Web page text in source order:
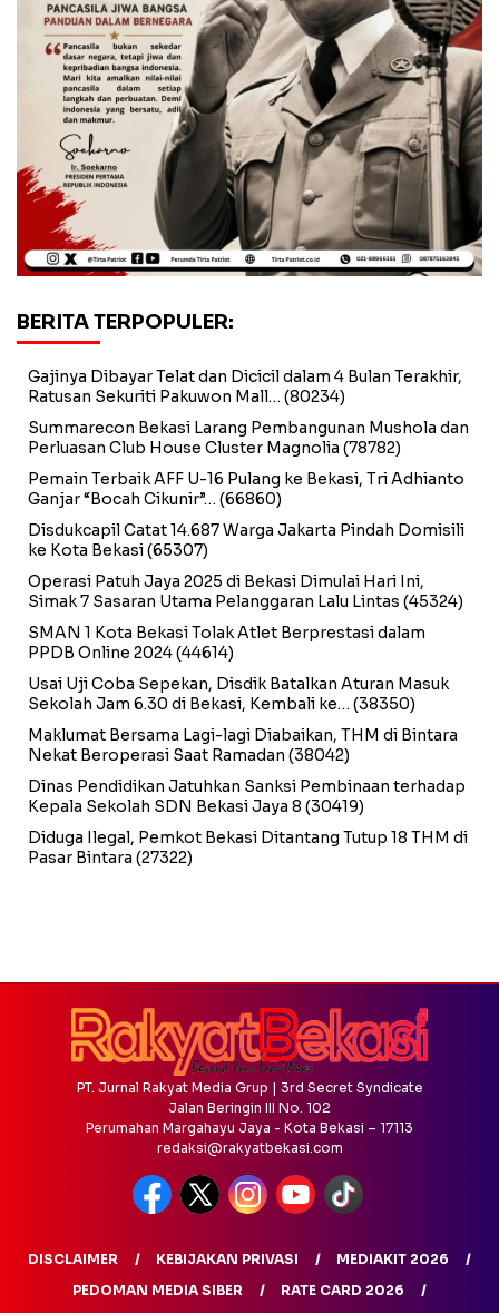
BERITA TERPOPULER:
Gajinya Dibayar Telat dan Dicicil dalam 4 Bulan Terakhir,
Ratusan Sekuriti Pakuwon Mall… (80234)
Summarecon Bekasi Larang Pembangunan Mushola dan
Perluasan Club House Cluster Magnolia (78782)
Pemain Terbaik AFF U-16 Pulang ke Bekasi, Tri Adhianto
Ganjar “Bocah Cikunir”… (66860)
Disdukcapil Catat 14.687 Warga Jakarta Pindah Domisili
ke Kota Bekasi(65307)
Operasi Patuh Jaya 2025 di Bekasi Dimulai Hari Ini,
Simak 7 Sasaran Utama Pelanggaran Lalu Lintas (45324)
SMAN 1 Kota Bekasi Tolak Atlet Berprestasi dalam
PPDB Online 2024(44614)
Usai Uji Coba Sepekan, Disdik Batalkan Aturan Masuk
Sekolah Jam 6.30 di Bekasi, Kembali ke… (38350)
Maklumat Bersama Lagi-lagi Diabaikan, THM di Bintara
Nekat Beroperasi Saat Ramadan (38042)
Dinas Pendidikan Jatuhkan Sanksi Pembinaan terhadap
Kepala Sekolah SDN Bekasi Jaya 8 (30419)
Diduga Ilegal, Pemkot Bekasi Ditantang Tutup 18 THM di
Pasar Bintara (27322)
PT. Jurnal Rakyat Media Grup | 3rd Secret Syndicate
Jalan Beringin III No. 102
Perumahan Margahayu Jaya - Kota Bekasi – 17113
redaksi@rakyatbekasi.com
DISCLAIMER KEBIJAKAN PRIVASI
MEDIAKIT 2026
PEDOMAN MEDIA SIBER
RATE CARD 2026